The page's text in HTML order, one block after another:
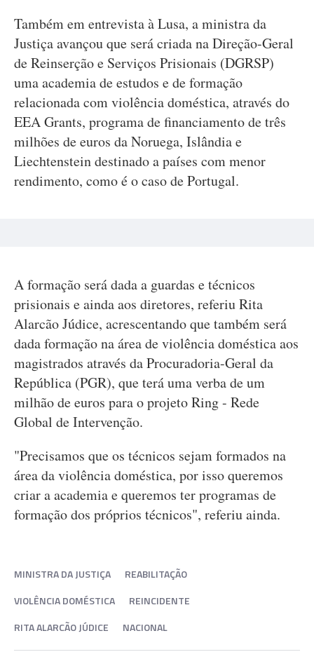
Também em entrevista à Lusa, a ministra da
Justiça avançou que será criada na Direção-Geral
de Reinserção e Serviços Prisionais (DGRSP)
uma academia de estudos e de formação
relacionada com violência doméstica, através do
EEA Grants, programa de financiamento de três
milhões de euros da Noruega, Islândia e
Liechtenstein destinado a países com menor
rendimento, como é o caso de Portugal.
A formação será dada a guardas e técnicos
prisionais e ainda aos diretores, referiu Rita
Alarcão Júdice, acrescentando que também será
dada formação na área de violência doméstica aos
magistrados através da Procuradoria-Geral da
República (PGR), que terá uma verba de um
milhão de euros para o projeto Ring - Rede
Global de Intervenção.
"Precisamos que os técnicos sejam formados na
área da violência doméstica, por isso queremos
criar a academia e queremos ter programas de
formação dos próprios técnicos", referiu ainda.
MINISTRA DA JUSTIÇA
REABILITAÇÃO
VIOLÊNCIA DOMÉSTICA
REINCIDENTE
RITA ALARCÃO JÚDICE
NACIONAL